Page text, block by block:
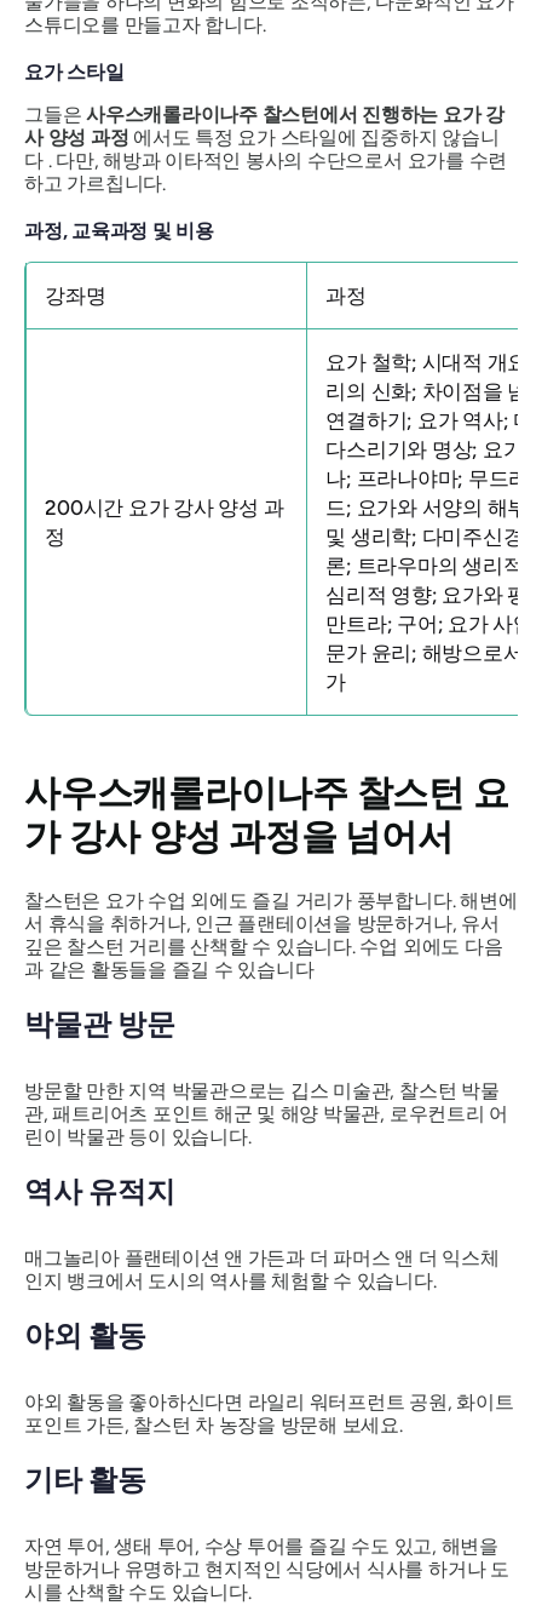
스튜디오를 만들고자 합니다.
요가 스타일
그들은사우스캐롤라이나주 찰스턴에서 진행하는 요가 강
사 양성 과정 에서도 특정 요가 스타일에 집중하지 않습니
다 . 다만, 해방과 이타적인 봉사의 수단으로서 요가를 수련
하고 가르칩니다.
과정, 교육과정 및 비용
강좌명 과정
200시간 요가 강사 양성 과
정
요가 철학; 시대적 개요;
리의 신화; 차이점을 넘
연결하기; 요가 역사; 마
다스리기와 명상; 요가
나; 프라나야마; 무드라;
드; 요가와 서양의 해부
및 생리학; 다미주신경
론; 트라우마의 생리적
심리적 영향; 요가와 평
만트라; 구어; 요가 사업
문가 윤리; 해방으로서
가
사우스캐롤라이나주 찰스턴 요
가 강사 양성 과정을 넘어서
찰스턴은 요가 수업 외에도 즐길 거리가 풍부합니다. 해변에
서 휴식을 취하거나, 인근 플랜테이션을 방문하거나, 유서
깊은 찰스턴 거리를 산책할 수 있습니다. 수업 외에도 다음
과 같은 활동들을 즐길 수 있습니다
박물관 방문
방문할 만한 지역 박물관으로는 깁스 미술관, 찰스턴 박물
관, 패트리어츠 포인트 해군 및 해양 박물관, 로우컨트리 어
린이 박물관 등이 있습니다.
역사 유적지
매그놀리아 플랜테이션 앤 가든과 더 파머스 앤 더 익스체
인지 뱅크에서 도시의 역사를 체험할 수 있습니다.
야외 활동
야외 활동을 좋아하신다면 라일리 워터프런트 공원, 화이트
포인트 가든, 찰스턴 차 농장을 방문해 보세요.
기타 활동
자연 투어, 생태 투어, 수상 투어를 즐길 수도 있고, 해변을
방문하거나 유명하고 현지적인 식당에서 식사를 하거나 도
시를 산책할 수도 있습니다.